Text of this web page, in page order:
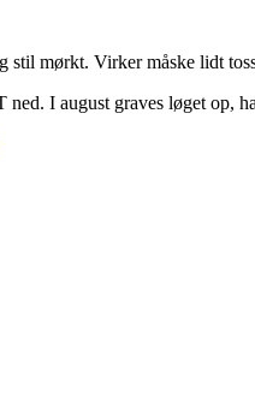
stil mørkt. Virker måske lidt
I august graves løget op,